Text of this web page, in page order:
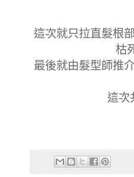
這次就只拉直髮根
枯
最後就由髮型師推
這次